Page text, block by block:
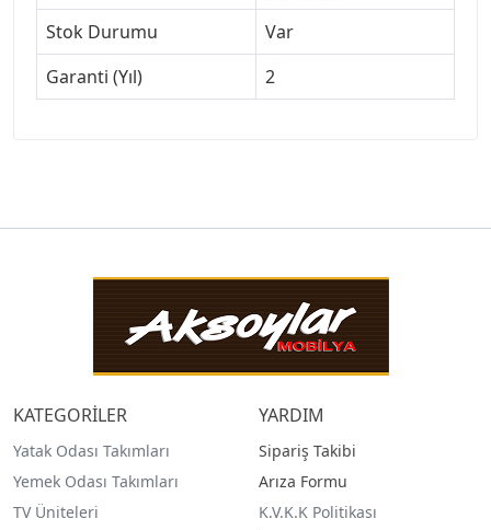
Stok Durumu
Var
Garanti (Yıl)
2
KATEGORİLER
Yatak Odası Takımları
Yemek Odası Takımları
TV Üniteleri
YARDIM
Sipariş Takibi
Arıza Formu
K.V.K.K Politikası